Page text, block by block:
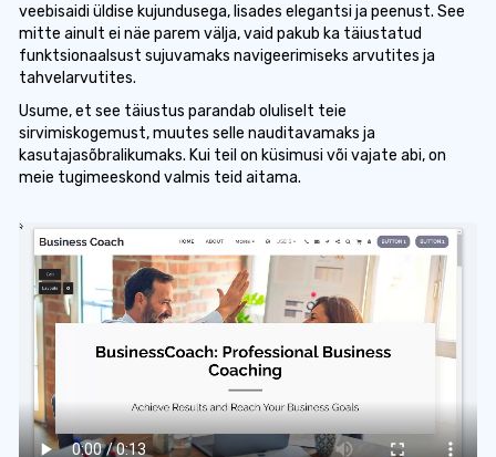
veebisaidi üldise kujundusega, lisades elegantsi ja peenust. See
mitte ainult ei näe parem välja, vaid pakub ka täiustatud
funktsionaalsust sujuvamaks navigeerimiseks arvutites ja
tahvelarvutites.
Usume, et see täiustus parandab oluliselt teie
sirvimiskogemust, muutes selle nauditavamaks ja
kasutajasõbralikumaks. Kui teil on küsimusi või vajate abi, on
meie tugimeeskond valmis teid aitama.